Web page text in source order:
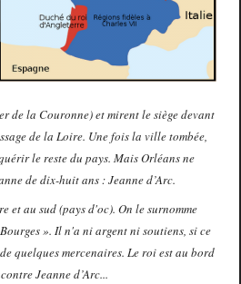
de la Couronne) et mirent le siège devant
de la Loire. Une fois la ville tombée,
le reste du pays. Mais Orléans ne
de dix-huit ans : Jeanne d’Arc.
et au sud (pays d'oc). On le surnomme
». Il n'a ni argent ni soutiens, si ce
quelques mercenaires. Le roi est au bord
Jeanne d’Arc...